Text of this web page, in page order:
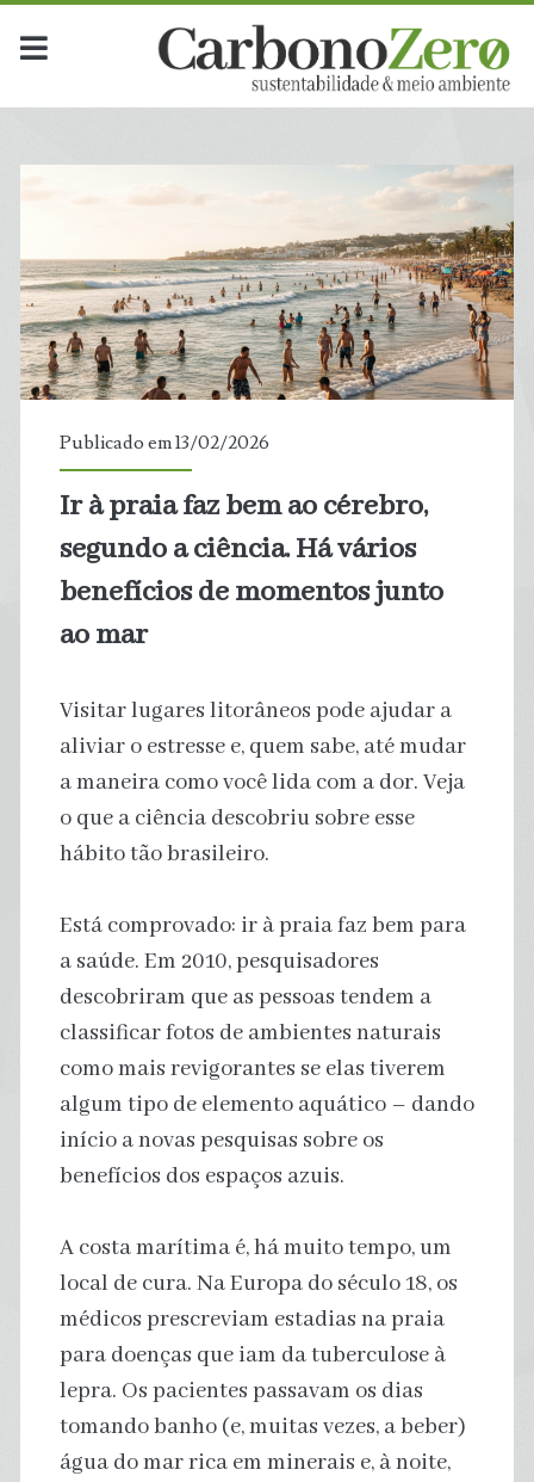
Publicado em 13/02/2026
Ir à praia faz bem ao cérebro,
segundo a ciência. Há vários
benefícios de momentos junto
ao mar
Visitar lugares litorâneos pode ajudar a
aliviar o estresse e, quem sabe, até mudar
a maneira como você lida com a dor. Veja
o que a ciência descobriu sobre esse
hábito tão brasileiro.
Está comprovado: ir à praia faz bem para
a saúde. Em 2010, pesquisadores
descobriram que as pessoas tendem a
classificar fotos de ambientes naturais
como mais revigorantes se elas tiverem
algum tipo de elemento aquático – dando
início a novas pesquisas sobre os
benefícios dos espaços azuis.
A costa marítima é, há muito tempo, um
local de cura. Na Europa do século 18, os
médicos prescreviam estadias na praia
para doenças que iam da tuberculose à
lepra. Os pacientes passavam os dias
tomando banho (e, muitas vezes, a beber)
água do mar rica em minerais e, à noite,